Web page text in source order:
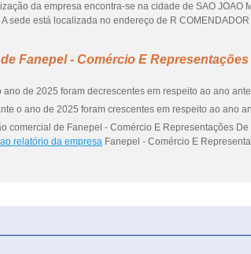
da empresa encontra-se na cidade de SAO JOAO
sede está localizada no endereço de R
Fanepel - Comércio E
de 2025 foram decrescentes em respeito ao ano
o ano de 2025 foram crescentes em respeito ao ano
comercial de Fanepel - Comércio E Representações
relatório da empresa Fanepel - Comércio E